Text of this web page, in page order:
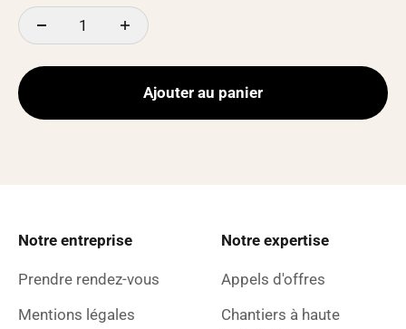
Ajouter au panier
Notre entreprise
Prendre rendez-vous
Mentions légales
Notre expertise
Appels d'offres
Chantiers à haute